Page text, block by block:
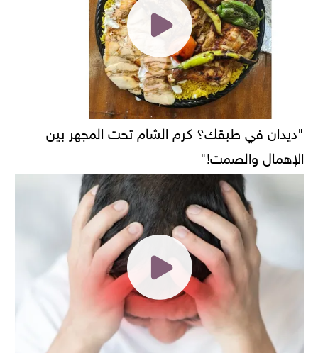
"ديدان في طبقك؟ كرم الشام تحت المجهر بين
الإهمال والصمت!"